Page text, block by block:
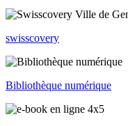
swisscovery
Bibliothèque numérique